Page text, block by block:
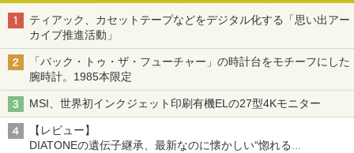
ティアック、カセットテープなどをデジタル化する「思い出アー
カイブ推進活動」
「バック・トゥ・ザ・フューチャー」の時計台をモチーフにした
腕時計。1985本限定
MSI、世界初インクジェット印刷有機ELの27型4Kモニター
【レビュー】
DIATONEの遺伝子継承、最新なのに懐かしい“惚れる